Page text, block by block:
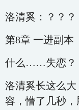
洛清奚：？？？
第8章 一进副本
什么……失恋？
洛清奚长这么
容，懵了几秒，